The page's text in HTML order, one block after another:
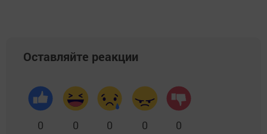
Оставляйте реакции
0 0 0 0 0